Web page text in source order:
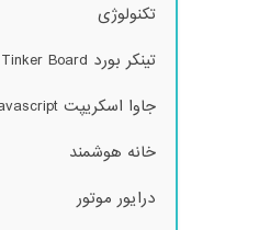
تکنولوژی
تینکر بورد Tinker Board
جاوا اسکریپت Javascript
خانه هوشمند
درایور موتور